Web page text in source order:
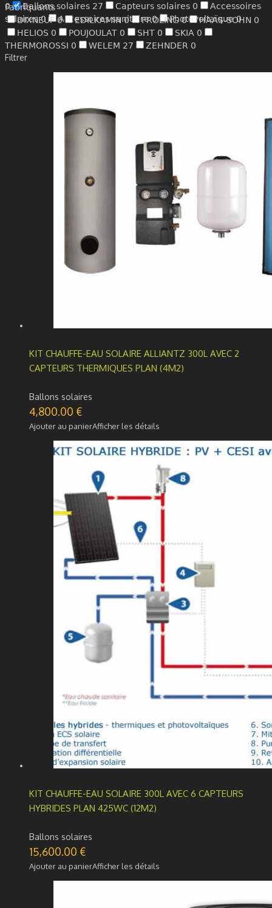
0
Ballons solaires 27 Capteurs solaires 0
Accessoires
solaires0 Accessoires sanitaire0 Photovoltaïque0
Fabriquants
DIXNEUF0 EDILKAMIN0 FROLING0 HAAS-SOHN 0
HELIOS 0 POUJOULAT 0 SHT 0 SKIA 0
THERMOROSSI 0 WELEM 27 ZEHNDER 0
Filtrer
KIT CHAUFFE-EAU SOLAIRE ALLIANTZ 300L AVEC 2
CAPTEURS THERMIQUES PLAN (4M2)
Ballons solaires
4,800.00 €
Ajouter au panierAfficher les détails
KIT CHAUFFE-EAU SOLAIRE 300L AVEC 6 CAPTEURS
HYBRIDES PLAN 425WC (12M2)
Ballons solaires
15,600.00 €
Ajouter au panierAfficher les détails